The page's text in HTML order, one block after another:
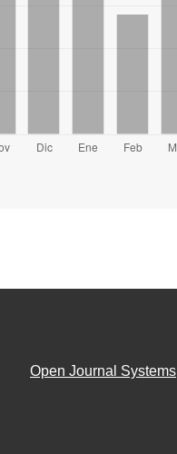
Open Journal Systems